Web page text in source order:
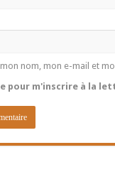
nom, mon e-mail et
pour m'inscrire à la